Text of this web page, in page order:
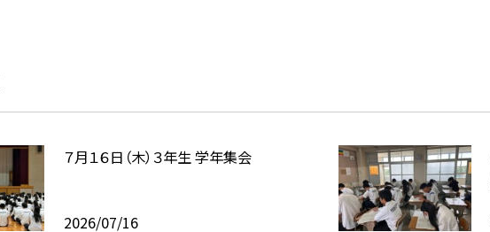
７月１６日（木）３年生 学年集会
2026/07/16